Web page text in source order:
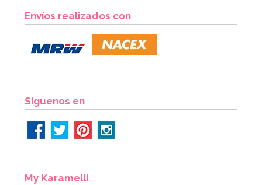
4,50€
Envíos realizados con
Síguenos en
My Karamelli